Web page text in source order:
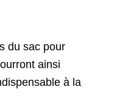
du sac pour
ainsi
à la